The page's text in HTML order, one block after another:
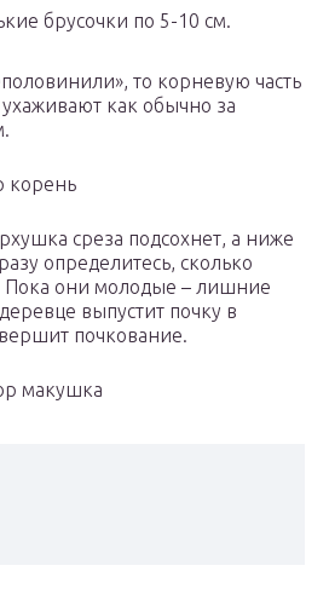
брусочки по 5-10 см.
то корневую часть
как обычно за
корень
среза подсохнет, а ниже
определитесь, сколько
они молодые – лишние
выпустит почку в
почкование.
макушка